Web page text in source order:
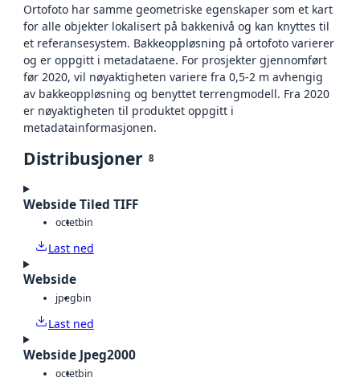
Ortofoto har samme geometriske egenskaper som et kart
for alle objekter lokalisert på bakkenivå og kan knyttes til
et referansesystem. Bakkeoppløsning på ortofoto varierer
og er oppgitt i metadataene. For prosjekter gjennomført
før 2020, vil nøyaktigheten variere fra 0,5-2 m avhengig
av bakkeoppløsning og benyttet terrengmodell. Fra 2020
er nøyaktigheten til produktet oppgitt i
metadatainformasjonen.
Distribusjoner 8
Webside Tiled TIFF
octetbin
Last ned
Webside
jpegbin
Last ned
Webside Jpeg2000
octetbin